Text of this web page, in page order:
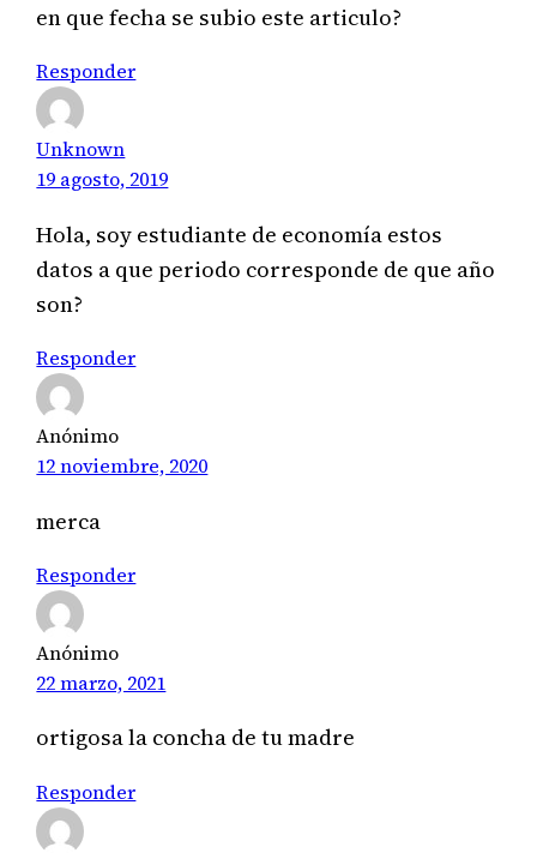
en que fecha se subio este articulo?
Responder
Unknown
19 agosto, 2019
Hola, soy estudiante de economía estos
datos a que periodo corresponde de que año
son?
Responder
Anónimo
12 noviembre, 2020
merca
Responder
Anónimo
22 marzo, 2021
ortigosa la concha de tu madre
Responder